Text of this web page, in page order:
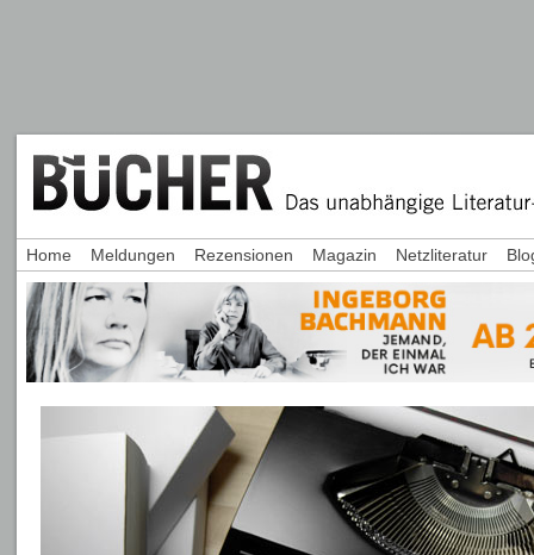
Home Meldungen Rezensionen Magazin Netzliteratur